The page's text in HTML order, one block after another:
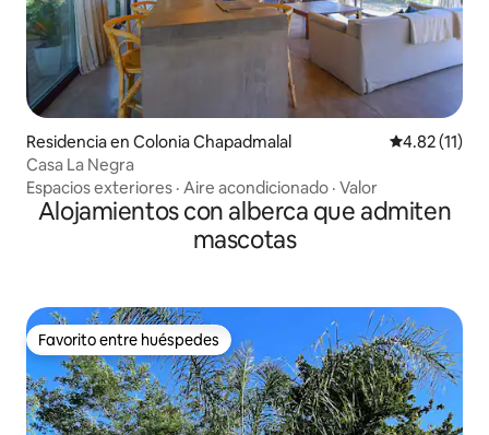
Residencia en Colonia Chapadmalal Calificación
4.82 (11)
Casa La Negra
Espacios exteriores · Aire acondicionado · Valor
Alojamientos con alberca que admiten
mascotas
Favorito entre huéspedes
Favorito entre huéspedes